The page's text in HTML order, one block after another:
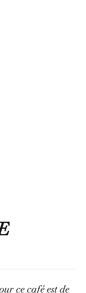
ce café est de